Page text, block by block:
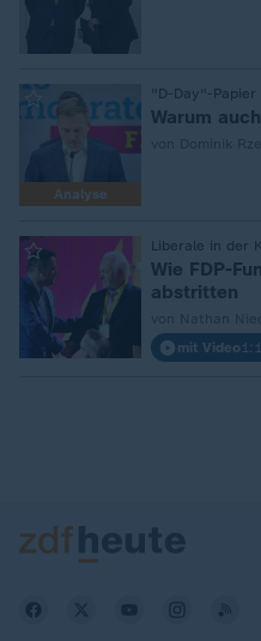
Analyse
"D-Day"-Papier
:
Warum
Liberale in der
Wie FDP-
abstritten
mit Video